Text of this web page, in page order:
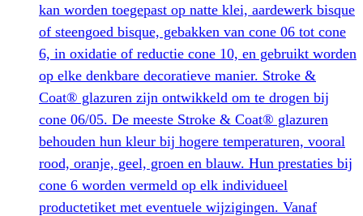
kan worden toegepast op natte klei, aardewerk bisque
of steengoed bisque, gebakken van cone 06 tot cone
6, in oxidatie of reductie cone 10, en gebruikt worden
op elke denkbare decoratieve manier. Stroke &
Coat® glazuren zijn ontwikkeld om te drogen bij
cone 06/05. De meeste Stroke & Coat® glazuren
behouden hun kleur bij hogere temperaturen, vooral
rood, oranje, geel, groen en blauw. Hun prestaties bij
cone 6 worden vermeld op elk individueel
productetiket met eventuele wijzigingen. Vanaf